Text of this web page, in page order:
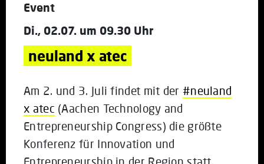
Event
Di., 02.07. um 09.30 Uhr
neuland x atec
Am 2. und 3. Juli findet mit der #neuland
x atec (Aachen Technology and
Entrepreneurship Congress) die größte
Konferenz für Innovation und